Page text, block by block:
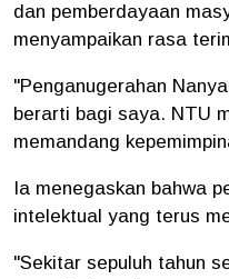
dan pemberdayaan
menyampaikan rasa
"Penganugerahan
berarti bagi saya. NTU
memandang
Ia menegaskan bahwa
intelektual yang terus
"Sekitar sepuluh tahun